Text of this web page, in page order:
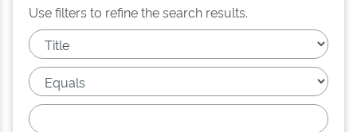
Use filters to refine the search results.